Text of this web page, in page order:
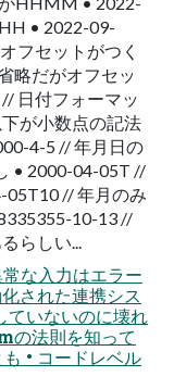
• 2022-09-
フセットがつく
略だがオフセッ
⽇付フォーマッ
が⼩数点の記法
4-5 // 年⽉⽇の
• 2000-04-05T //
05T10 // 年⽉のみ
10-13 //
らしい...
な⼊⼒はエラー
された連携シス
ていないのに壊れ
の法則を知って
• コードレベル